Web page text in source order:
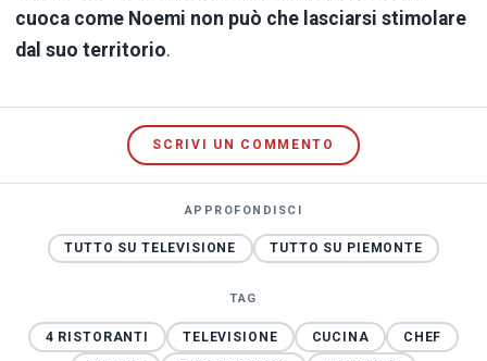
cuoca come Noemi non può che lasciarsi stimolare
dal suo territorio.
SCRIVI UN COMMENTO
APPROFONDISCI
TUTTO SU TELEVISIONE TUTTO SU PIEMONTE
TAG
4 RISTORANTI TELEVISIONE CUCINA
CHEF